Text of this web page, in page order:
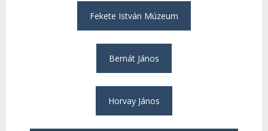
Fekete István Múzeum
Bernát János
Horvay János